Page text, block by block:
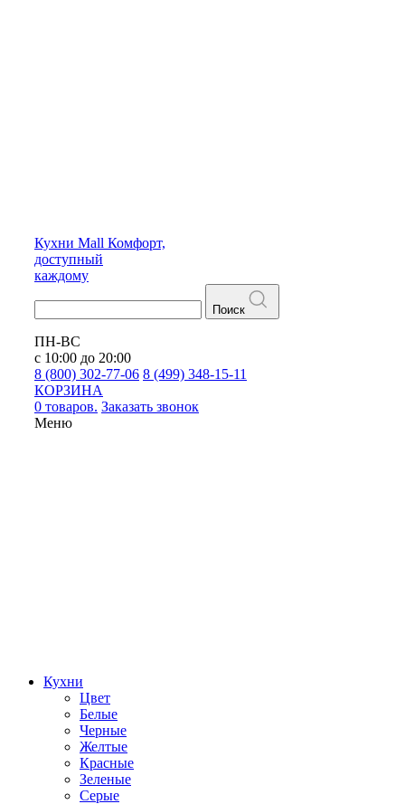
Кухни Mall Комфорт,
доступный
каждому
Поиск
ПН-ВС
с 10:00 до 20:00
8 (800) 302-77-06 8 (499) 348-15-11
КОРЗИНА
0 товаров. Заказать звонок
Меню
Кухни
Цвет
Белые
Черные
Желтые
Красные
Зеленые
Серые